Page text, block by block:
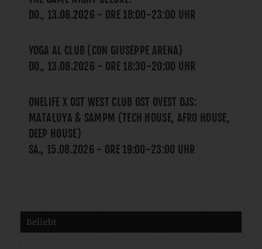
DO., 13.08.2026 - ORE 18:00-23:00 UHR
YOGA AL CLUB (CON GIUSEPPE ARENA)
DO., 13.08.2026 - ORE 18:30-20:00 UHR
ONELIFE X OST WEST CLUB OST OVEST DJS:
MATALUYA & SAMPM (TECH HOUSE, AFRO HOUSE,
DEEP HOUSE)
SA., 15.08.2026 - ORE 19:00-23:00 UHR
Beliebt